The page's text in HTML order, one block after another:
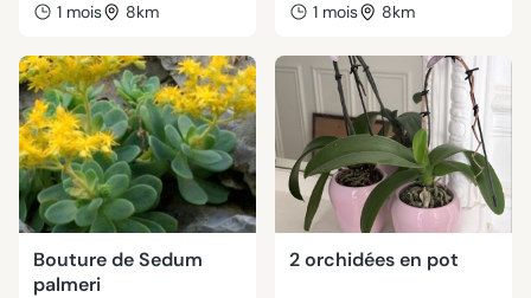
1 mois 8km 1 mois 8km
Bouture de Sedum
palmeri
2 orchidées en pot